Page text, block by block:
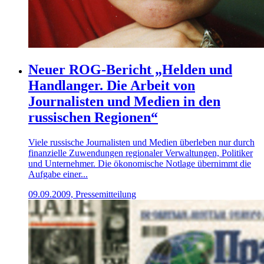
Neuer ROG-Bericht „Helden und
Handlanger. Die Arbeit von
Journalisten und Medien in den
russischen Regionen“
Viele russische Journalisten und Medien überleben nur durch
finanzielle Zuwendungen regionaler Verwaltungen, Politiker
und Unternehmer. Die ökonomische Notlage übernimmt die
Aufgabe einer...
09.09.2009, Pressemitteilung